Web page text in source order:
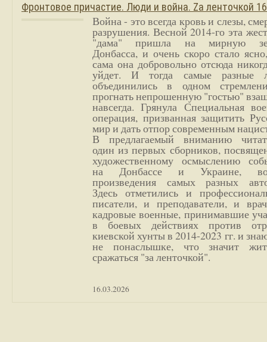
Фронтовое причастие. Люди и война. Zа ленточкой
Война - это всегда кровь и слезы,
разрушения. Весной 2014-го эта
"дама" пришла на мирную
Донбасса, и очень скоро стало
сама она добровольно отсюда
уйдет. И тогда самые разные
объединились в одном
прогнать непрошенную "гостью"
навсегда. Грянула Специальная
операция, призванная защитить
мир и дать отпор современным
В предлагаемый вниманию
один из первых сборников,
художественному осмыслению
на Донбассе и Украине,
произведения самых разных
Здесь отметились и
писатели, и преподаватели, и
кадровые военные, принимавшие
в боевых действиях против
киевской хунты в 2014-2023 гг. и
не понаслышке, что значит
сражаться "за ленточкой".
16.03.2026